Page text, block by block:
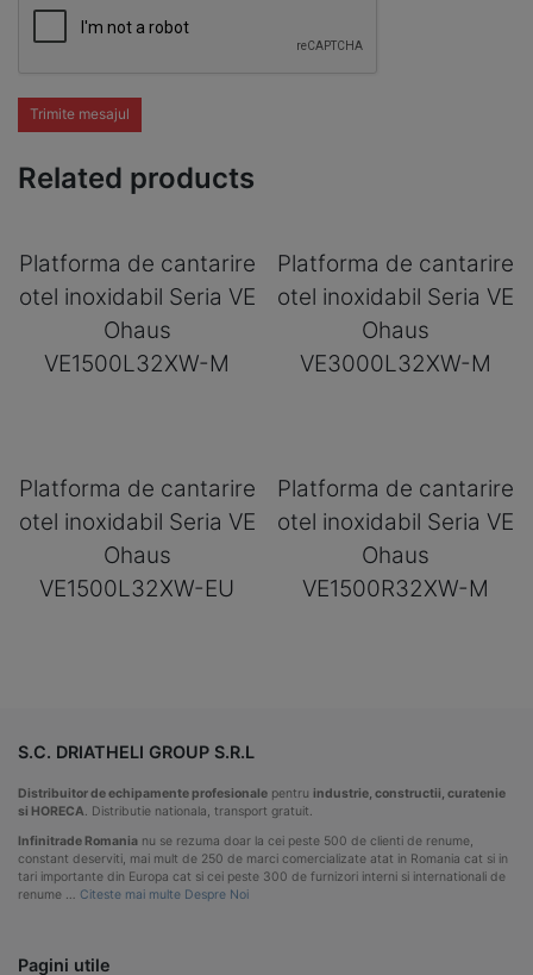
Trimite mesajul
Related products
Platforma de cantarire
otel inoxidabil Seria VE
Ohaus
VE1500L32XW-M
Platforma de cantarire
otel inoxidabil Seria VE
Ohaus
VE3000L32XW-M
Platforma de cantarire
otel inoxidabil Seria VE
Ohaus
VE1500L32XW-EU
Platforma de cantarire
otel inoxidabil Seria VE
Ohaus
VE1500R32XW-M
S.C. DRIATHELI GROUP S.R.L
Distribuitor de echipamente profesionale pentru industrie, constructii, curatenie
si HORECA . Distributie nationala, transport gratuit.
Infinitrade Romania nu se rezuma doar la cei peste 500 de clienti de renume,
constant deserviti, mai mult de 250 de marci comercializate atat in Romania cat si in
tari importante din Europa cat si cei peste 300 de furnizori interni si internationali de
renume … Citeste mai multe Despre Noi
Pagini utile